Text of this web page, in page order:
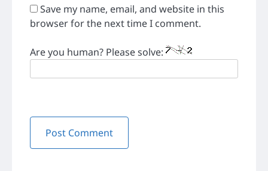
Save my name, email, and website in this
browser for the next time I comment.
Are you human? Please solve: